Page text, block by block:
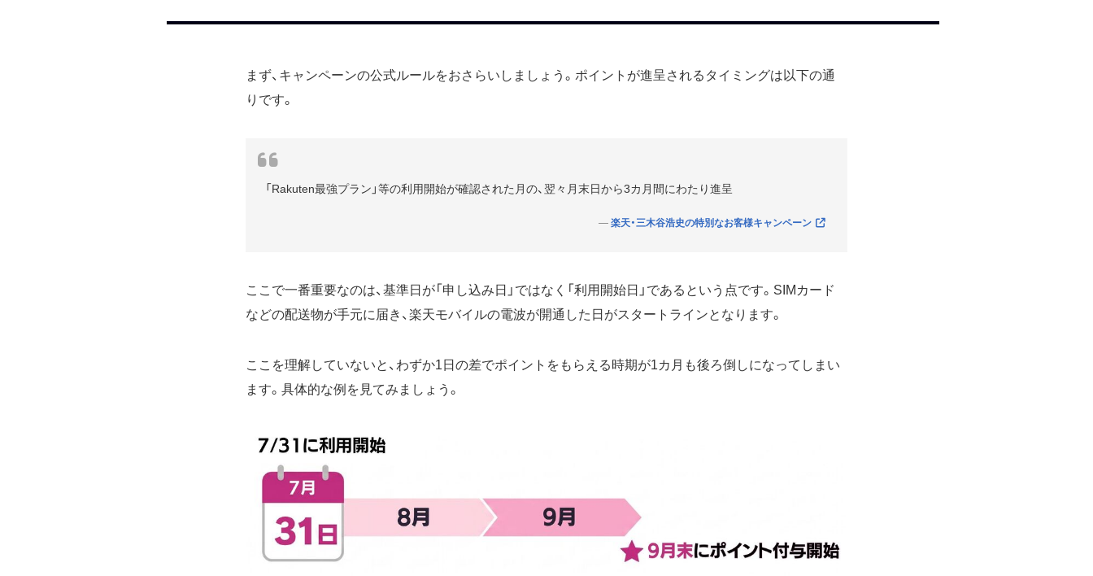
まず、キャンペーンの公式ルールをおさらいしましょう。ポイントが進呈されるタイミングは以下の通
りです。
「Rakuten最強プラン」等の利用開始が確認された月の、翌々月末日から3カ月間にわたり進呈
楽天・三木谷浩史の特別なお客様キャンペーン
ここで一番重要なのは、基準日が「申し込み日」ではなく「利用開始日」であるという点です。SIMカード
などの配送物が手元に届き、楽天モバイルの電波が開通した日がスタートラインとなります。
ここを理解していないと、わずか1日の差でポイントをもらえる時期が1カ月も後ろ倒しになってしまい
ます。具体的な例を見てみましょう。